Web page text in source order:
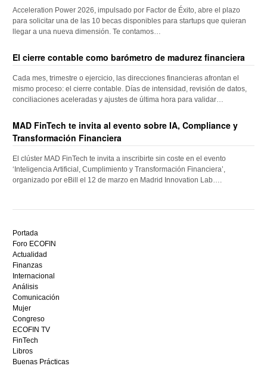
Acceleration Power 2026, impulsado por Factor de Éxito, abre el plazo
para solicitar una de las 10 becas disponibles para startups que quieran
llegar a una nueva dimensión. Te contamos…
El cierre contable como barómetro de madurez financiera
Cada mes, trimestre o ejercicio, las direcciones financieras afrontan el
mismo proceso: el cierre contable. Días de intensidad, revisión de datos,
conciliaciones aceleradas y ajustes de última hora para validar…
MAD FinTech te invita al evento sobre IA, Compliance y
Transformación Financiera
El clúster MAD FinTech te invita a inscribirte sin coste en el evento
‘Inteligencia Artificial, Cumplimiento y Transformación Financiera’,
organizado por eBill el 12 de marzo en Madrid Innovation Lab….
mejor
bono
sin
depósito
casino
en
España,
visita
este
sitio
restaurantedonmauro.es
y
Portada
Foro ECOFIN
Actualidad
Finanzas
Internacional
Análisis
Comunicación
Mujer
Congreso
ECOFIN TV
FinTech
Libros
Buenas Prácticas